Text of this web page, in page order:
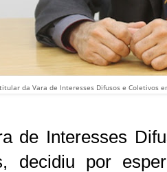
da Vara de Interesses Difusos e Coletivos
de Interesses
decidiu por